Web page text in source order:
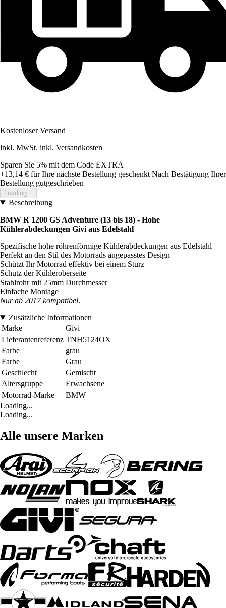
Kostenloser Versand
inkl. MwSt. inkl. Versandkosten
Sparen Sie 5% mit dem Code EXTRA
+13,14 € für Ihre nächste Bestellung geschenkt Nach Bestätigung Ihrer
Bestellung gutgeschrieben
Loading...
Beschreibung
BMW R 1200 GS Adventure (13 bis 18) - Hohe
Kühlerabdeckungen Givi aus Edelstahl
Spezifische hohe röhrenförmige Kühlerabdeckungen aus Edelstahl
Perfekt an den Stil des Motorrads angepasstes Design
Schützt Ihr Motorrad effektiv bei einem Sturz
Schutz der Kühleroberseite
Stahlrohr mit 25mm Durchmesser
Einfache Montage
Nur ab 2017 kompatibel.
Zusätzliche Informationen
Marke
Givi
Lieferantenreferenz TNH5124OX
Farbe
grau
Farbe
Grau
Geschlecht
Gemischt
Altersgruppe
Erwachsene
Motorrad-Marke
BMW
Loading...
Loading...
Alle unsere Marken